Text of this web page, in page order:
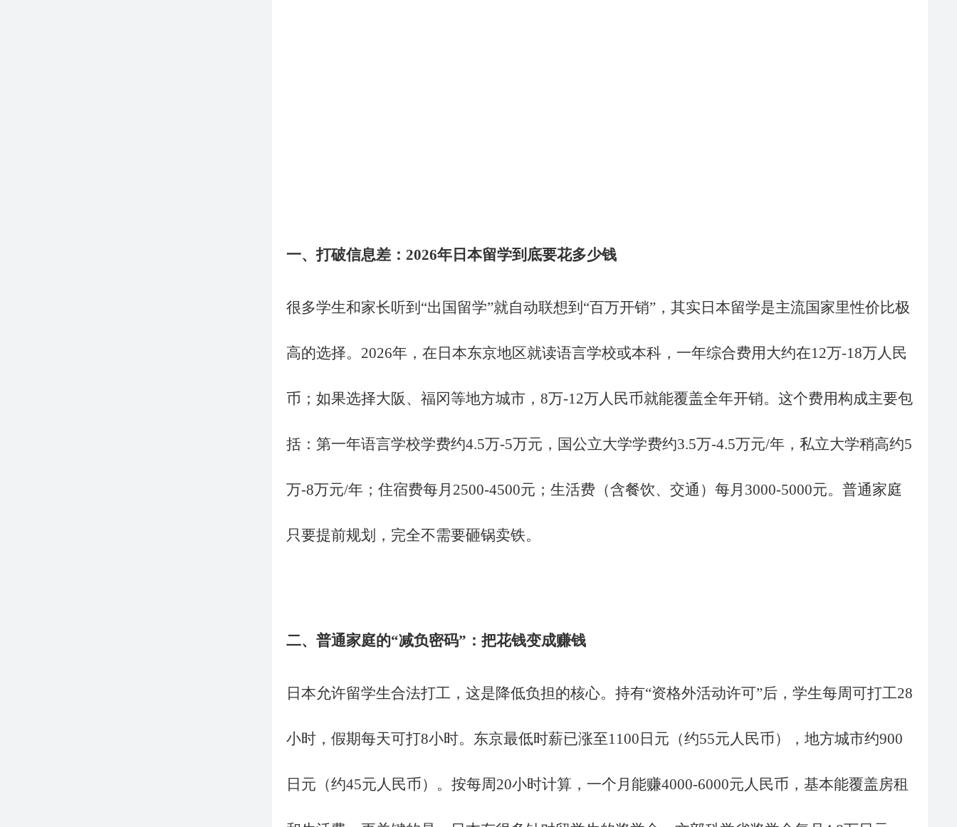
一、打破信息差： 2026年日本留学到底要花多少钱
很多学生和家长听到 “出国留学”就自动联想到“百万开销”，其实日本留学是主流国家里性价比极
高的选择。2026年，在日本东京地区就读语言学校或本科，一年综合费用大约在12万-18万人民
币；如果选择大阪、福冈等地方城市，8万-12万人民币就能覆盖全年开销。这个费用构成主要包
括：第一年语言学校学费约4.5万-5万元，国公立大学学费约3.5万-4.5万元/年，私立大学稍高约5
万-8万元/年；住宿费每月2500-4500元；生活费（含餐饮、交通）每月3000-5000元。普通家庭
只要提前规划，完全不需要砸锅卖铁。
二、普通家庭的“减负密码”：把花钱变成赚钱
日本允许留学生合法打工，这是降低负担的核心。持有“资格外活动许可”后，学生每周可打工28
小时，假期每天可打8小时。东京最低时薪已涨至1100日元（约55元人民币），地方城市约900
日元（约45元人民币）。按每周20小时计算，一个月能赚4000-6000元人民币，基本能覆盖房租